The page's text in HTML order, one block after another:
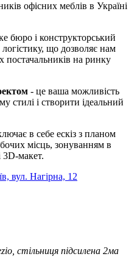
офісних меблів в Україні
бюро і конструкторський
що дозволяє нам
постачальників на ринку
- це ваша можливість
стилі і створити ідеальний
в себе ескіз з планом
місць, зонуванням в
3D-макет.
вул. Нагірна, 12
стільниця підсилена 2ма